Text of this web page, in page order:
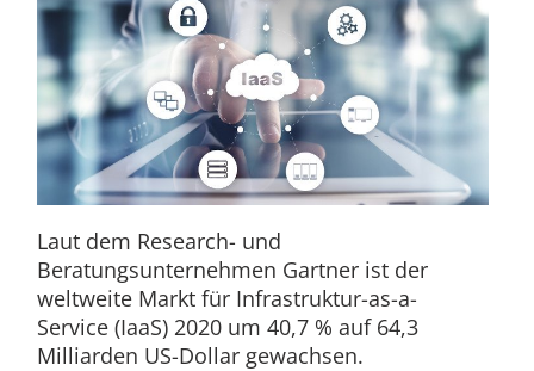
Laut dem Research- und
Beratungsunternehmen Gartner ist der
weltweite Markt für Infrastruktur-as-a-
Service (IaaS) 2020 um 40,7 % auf 64,3
Milliarden US-Dollar gewachsen.